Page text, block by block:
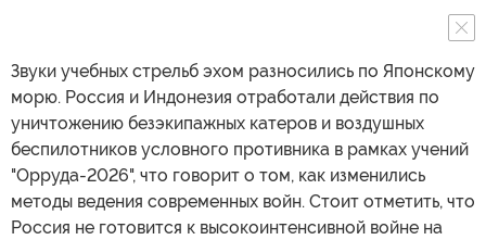
Звуки учебных стрельб эхом разносились по Японскому
морю. Россия и Индонезия отработали действия по
уничтожению безэкипажных катеров и воздушных
беспилотников условного противника в рамках учений
"Орруда-2026", что говорит о том, как изменились
методы ведения современных войн. Стоит отметить, что
Россия не готовится к высокоинтенсивной войне на